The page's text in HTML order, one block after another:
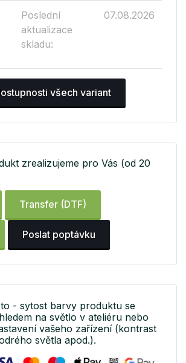
Poslední
aktualizace
skladu:
07.08.2026
všech variant
zrealizujeme pro Vás (od 20
Transfer (DTF)
Poslat poptávku
- sytost barvy produktu se
na světlo v ateliéru nebo
vašeho zařízení (kontrast
světla apod.).